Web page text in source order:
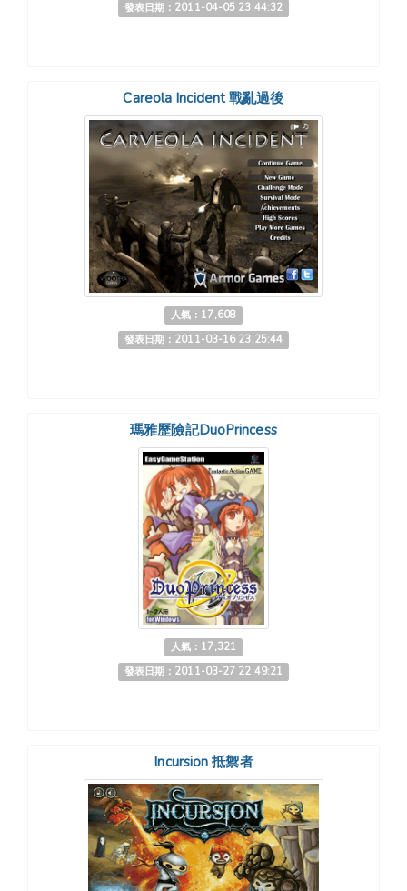
發表日期：2011-04-05 23:44:32
Careola Incident 戰亂過後
人氣：17,608
發表日期：2011-03-16 23:25:44
瑪雅歷險記DuoPrincess
人氣：17,321
發表日期：2011-03-27 22:49:21
Incursion 抵禦者